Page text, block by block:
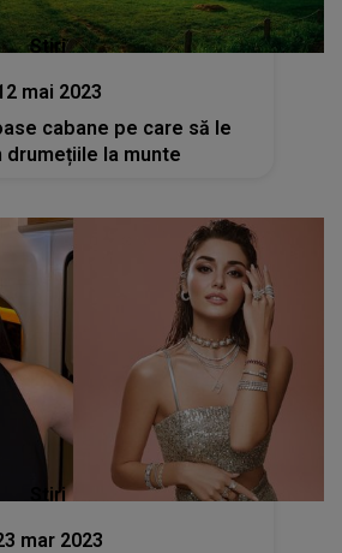
Stiri
mai 2023
cabane pe care să le
la munte
Stiri
mar 2023